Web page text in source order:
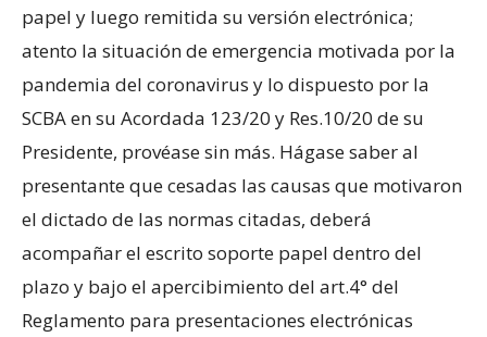
papel y luego remitida su versión electrónica;
atento la situación de emergencia motivada por la
pandemia del coronavirus y lo dispuesto por la
SCBA en su Acordada 123/20 y Res.10/20 de su
Presidente, provéase sin más. Hágase saber al
presentante que cesadas las causas que motivaron
el dictado de las normas citadas, deberá
acompañar el escrito soporte papel dentro del
plazo y bajo el apercibimiento del art.4° del
Reglamento para presentaciones electrónicas